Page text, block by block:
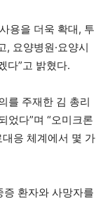
용을 더욱 확대, 투
요양병원·요양시
다”고 밝혔다.
를 주재한 김 총리
었다”며 “오미크론
응 체계에서 몇 가
증 환자와 사망자를